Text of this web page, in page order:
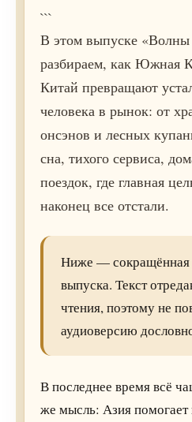
```
В этом выпуске «Волны
разбираем, как Южная
Китай превращают
человека в рынок: от
онсэнов и лесных
сна, тихого сервиса,
поездок, где главная
наконец все отстали.
Ниже — сокращённая
выпуска. Текст
чтения, поэтому не
аудиоверсию
В последнее время всё
же мысль: Азия помогает